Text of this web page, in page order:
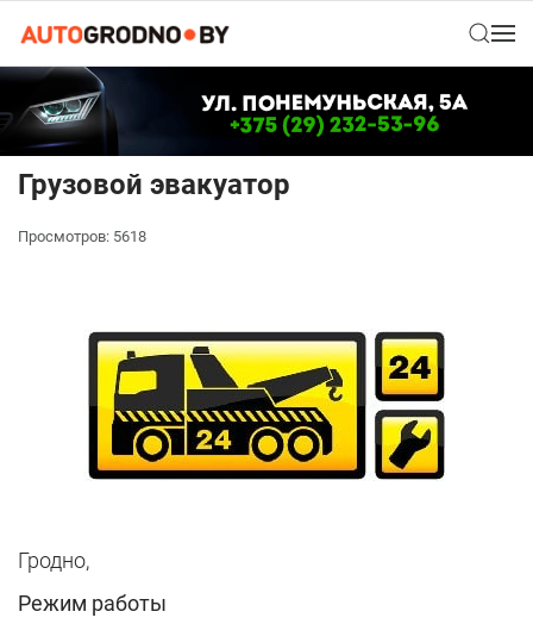
Грузовой эвакуатор
Просмотров: 5618
Гродно,
Режим работы